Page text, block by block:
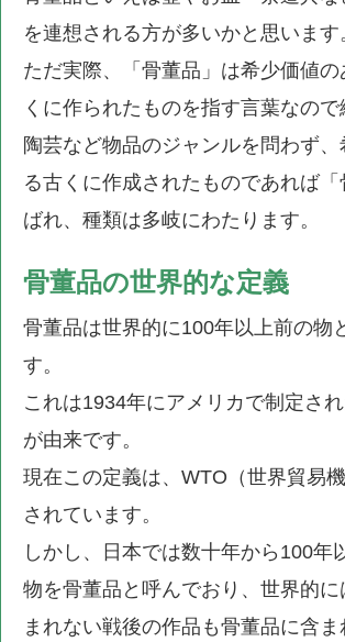
を連想される方が多いかと思います
ただ実際、「骨董品」は希少価値
くに作られたものを指す言葉なので
陶芸など物品のジャンルを問わず
る古くに作成されたものであれば
ばれ、種類は多岐にわたります。
骨董品の世界的な定義
骨董品は世界的に100年以上前の物
す。
これは1934年にアメリカで制定さ
が由来です。
現在この定義は、WTO（世界貿易
されています。
しかし、日本では数十年から100年
物を骨董品と呼んでおり、世界的に
まれない戦後の作品も骨董品に含ま